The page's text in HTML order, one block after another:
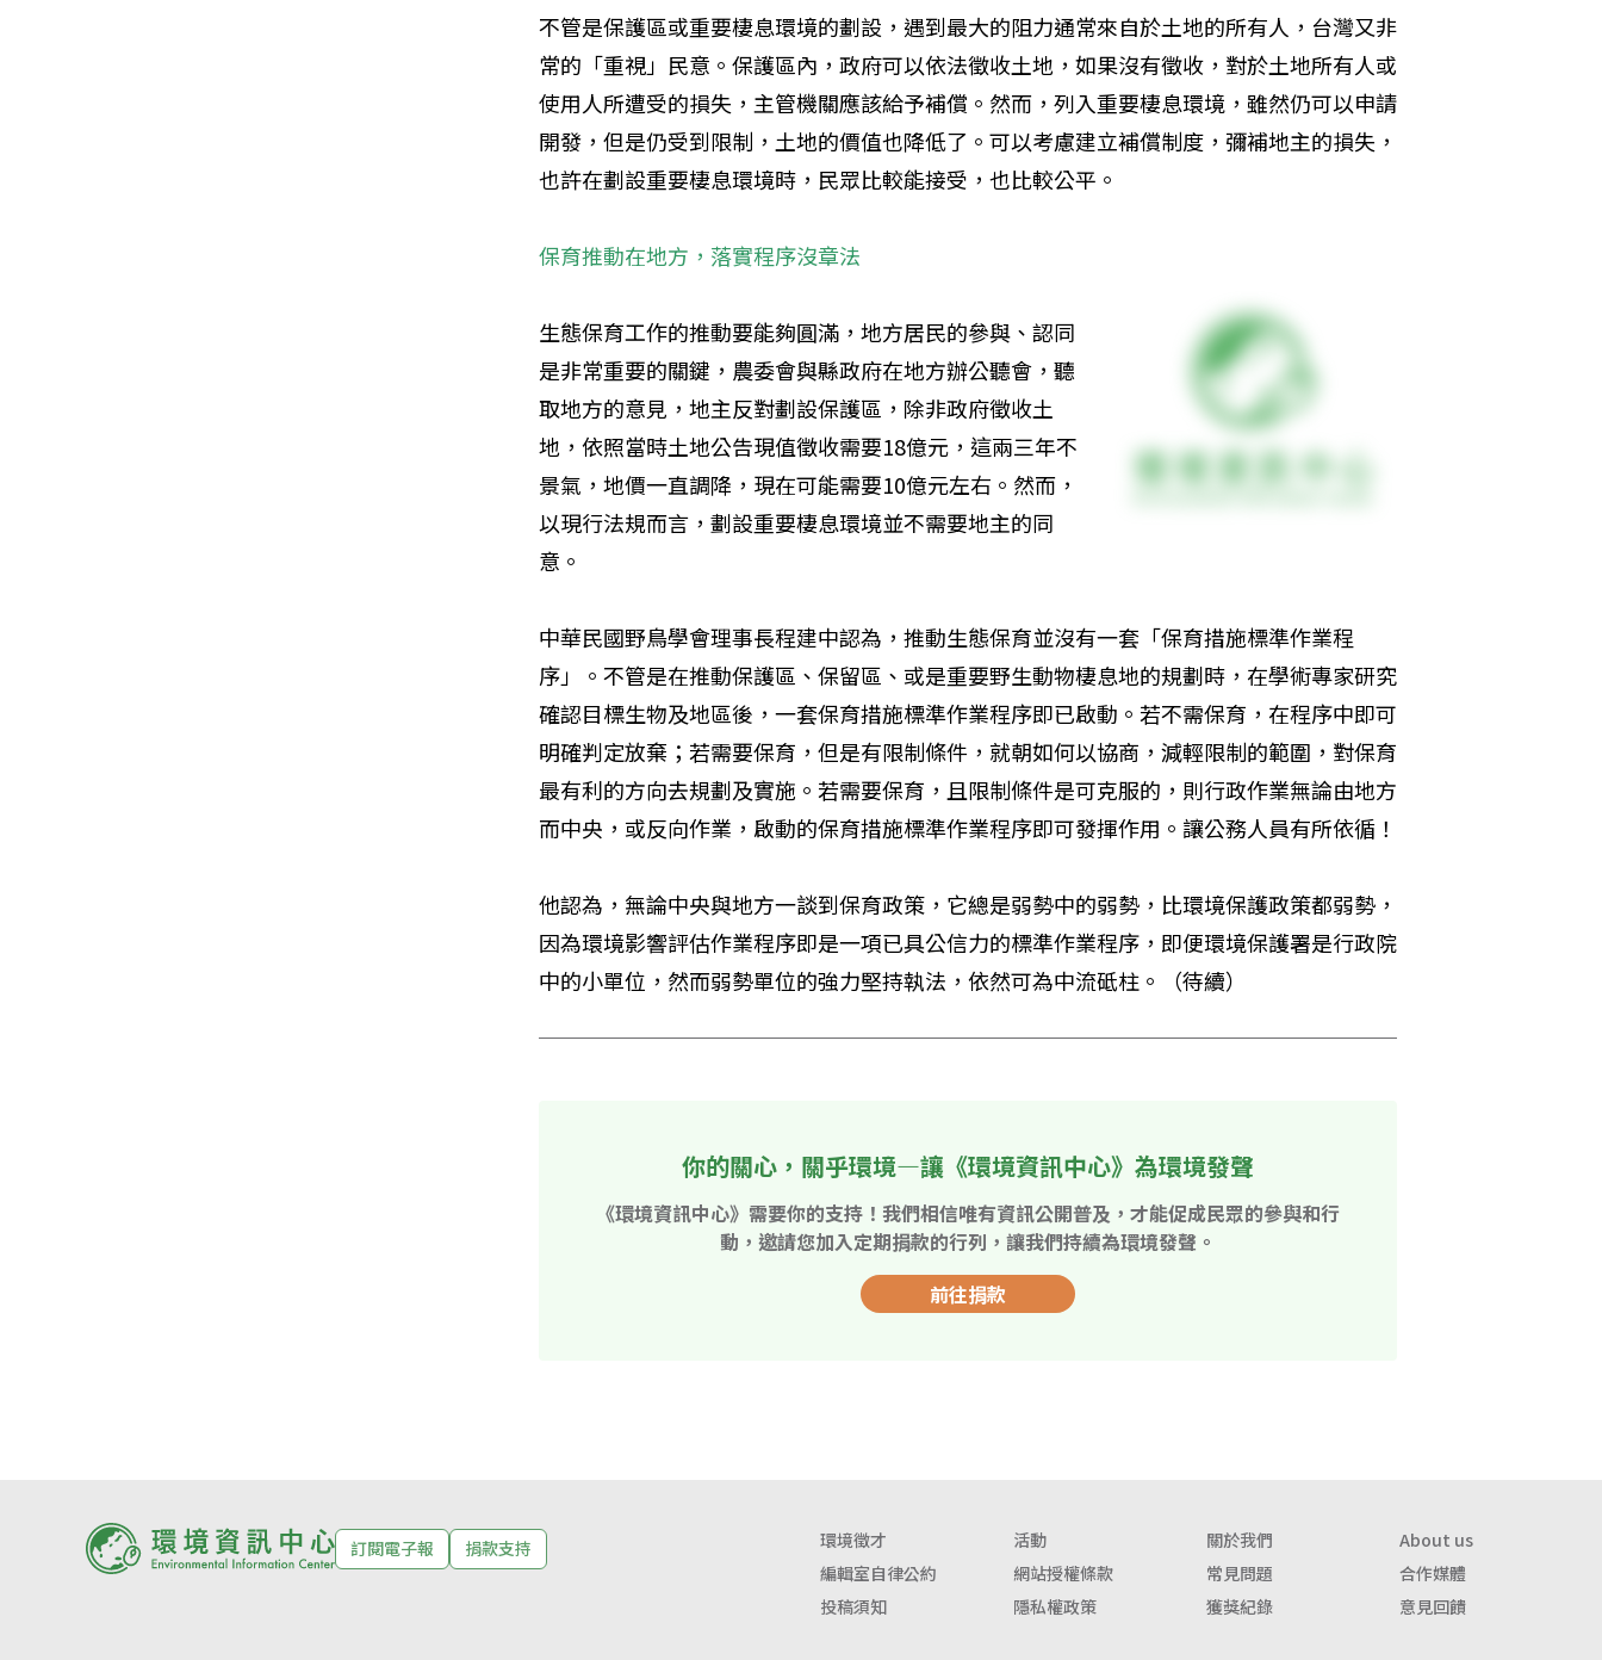
不管是保護區或重要棲息環境的劃設，遇到最大的阻力通常來自於土地的所有人，台灣又非
常的「重視」民意。保護區內，政府可以依法徵收土地，如果沒有徵收，對於土地所有人或
使用人所遭受的損失，主管機關應該給予補償。然而，列入重要棲息環境，雖然仍可以申請
開發，但是仍受到限制，土地的價值也降低了。可以考慮建立補償制度，彌補地主的損失，
也許在劃設重要棲息環境時，民眾比較能接受，也比較公平。
保育推動在地方，落實程序沒章法
生態保育工作的推動要能夠圓滿，地方居民的參與、認同
是非常重要的關鍵，農委會與縣政府在地方辦公聽會，聽
取地方的意見，地主反對劃設保護區，除非政府徵收土
地，依照當時土地公告現值徵收需要18億元，這兩三年不
景氣，地價一直調降，現在可能需要10億元左右。然而，
以現行法規而言，劃設重要棲息環境並不需要地主的同
意。
中華民國野鳥學會理事長程建中認為，推動生態保育並沒有一套「保育措施標準作業程
序」。不管是在推動保護區、保留區、或是重要野生動物棲息地的規劃時，在學術專家研究
確認目標生物及地區後，一套保育措施標準作業程序即已啟動。若不需保育，在程序中即可
明確判定放棄；若需要保育，但是有限制條件，就朝如何以協商，減輕限制的範圍，對保育
最有利的方向去規劃及實施。若需要保育，且限制條件是可克服的，則行政作業無論由地方
他認為，無論中央與地方一談到保育政策，它總是弱勢中的弱勢，比環境保護政策都弱勢，
因為環境影響評估作業程序即是一項已具公信力的標準作業程序，即便環境保護署是行政院
中的小單位，然而弱勢單位的強力堅持執法，依然可為中流砥柱。（待續）
你的關心，關乎環境—讓《環境資訊中心》為環境發聲
《環境資訊中心》需要你的支持！我們相信唯有資訊公開普及，才能促成民眾的參與和行
動，邀請您加入定期捐款的行列，讓我們持續為環境發聲。
前往捐款
訂閱電子報 捐款支持 環境徵才 活動 關於我們
About us
編輯室自律公約
網站授權條款 常見問題
合作媒體
投稿須知
隱私權政策 獲獎紀錄 意見回饋